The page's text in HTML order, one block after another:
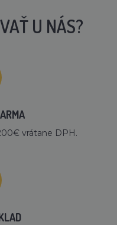
U NÁS?
vrátane DPH.